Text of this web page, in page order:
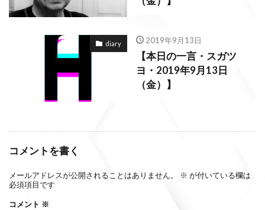
diary 2019年9月13日
【本日の一言・スガツ
ヨ・2019年9月13日
（金）】
コメントを書く
メールアドレスが公開されることはありません。 ※ が付いている欄は
必須項目です
コメント ※